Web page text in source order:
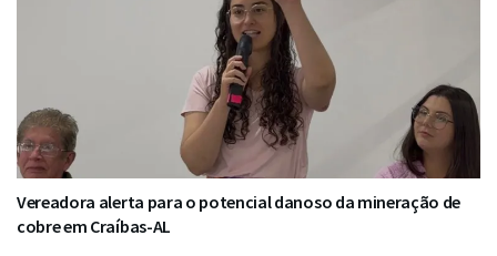
Vereadora alerta para o potencial danoso da mineração de
cobre em Craíbas-AL